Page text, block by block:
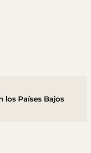
los Países Bajos